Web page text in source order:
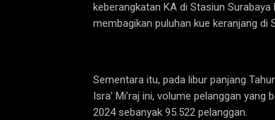
keberangkatan KA di Stasiun
membagikan puluhan kue keranjang di
Sementara itu, pada libur panjang
Isra’ Mi’raj ini, volume pelanggan
2024 sebanyak 95.522 pelanggan.